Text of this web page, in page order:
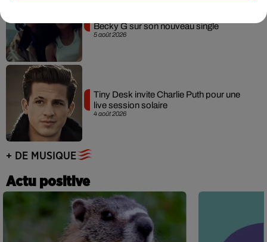
5 août 2026
Becky G sur son nouveau single
4 août 2026
Tiny Desk invite Charlie Puth pour une
live session solaire
+ DE MUSIQUE
Actu positive